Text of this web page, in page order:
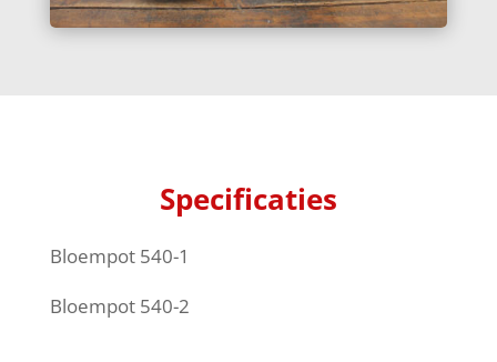
Specificaties
Bloempot 540-1
Bloempot 540-2